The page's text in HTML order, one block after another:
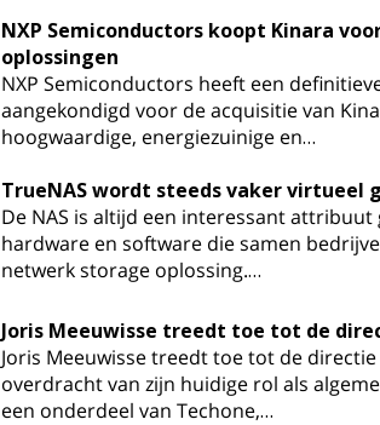
NXP Semiconductors koopt Kinara
oplossingen
NXP Semiconductors heeft een
aangekondigd voor de acquisitie van
hoogwaardige, energiezuinige en…
TrueNAS wordt steeds vaker virtueel
De NAS is altijd een interessant
hardware en software die samen
netwerk storage oplossing.…
Joris Meeuwisse treedt toe tot de
Joris Meeuwisse treedt toe tot de
overdracht van zijn huidige rol als
een onderdeel van Techone,…